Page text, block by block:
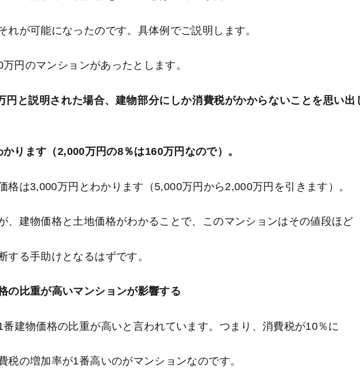
れが可能になったのです。具体例でご説明します。
円のマンションがあったとします。
円と説明された場合、建物部分にしか消費税がかからないことを思い出
ります（2,000万円の8％は160万円なので）。
格は3,000万円とわかります（5,000万円から2,000万円を引きます）。
、建物価格と土地価格がわかることで、このマンションはその値段ほど
する手助けとなるはずです。
の比重が高いマンションが影響する
建物価格の比重が高いと言われています。つまり、消費税が10％に
税の増加率が1番高いのがマンションなのです。